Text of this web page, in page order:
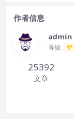
作者信息
admin
等级
25392
文章